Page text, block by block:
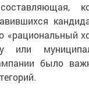
«рациональный
или
было